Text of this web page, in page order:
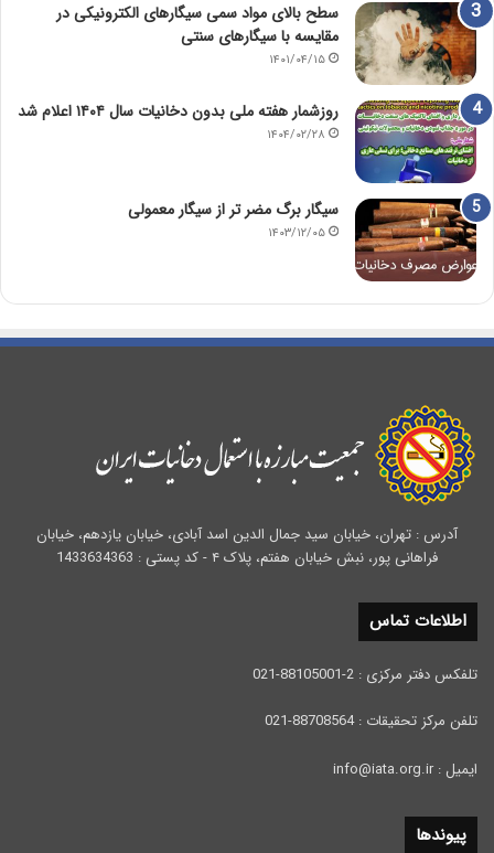
سطح بالای مواد سمی سیگارهای الکترونیکی در
مقایسه با سیگارهای سنتی
۱۴۰۱/۰۴/۱۵
روزشمار هفته ملی بدون دخانیات سال ۱۴۰۴ اعلام شد
۱۴۰۴/۰۲/۲۸
سیگار برگ مضر تر از سیگار معمولی
۱۴۰۳/۱۲/۰۵
آدرس : تهران، خیابان سید جمال الدین اسد آبادی، خیابان یازدهم، خیابان
فراهانی پور، نبش خیابان هفتم، پلاک ۴ - کد پستی : 1433634363
اطلاعات تماس
تلفکس دفتر مرکزی : 2-88105001-021
تلفن مرکز تحقیقات : 88708564-021
ایمیل : info@iata.org.ir
پیوندها